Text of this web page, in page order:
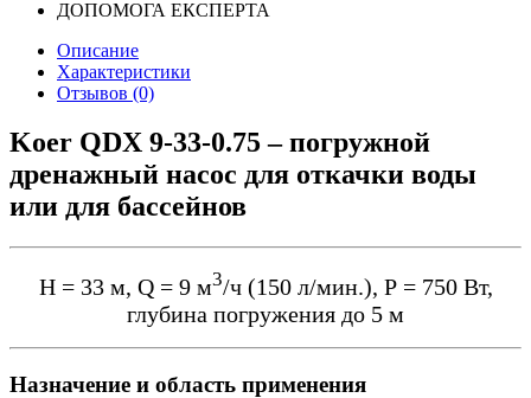
ДОПОМОГА ЕКСПЕРТА
Описание
Характеристики
Отзывов (0)
Koer QDX 9-33-0.75 – погружной
дренажный насос для откачки воды
или для бассейнов
Н = 33 м, Q = 9 м3/ч (150 л/мин.), Р = 750 Вт,
глубина погружения до 5 м
Назначение и область применения